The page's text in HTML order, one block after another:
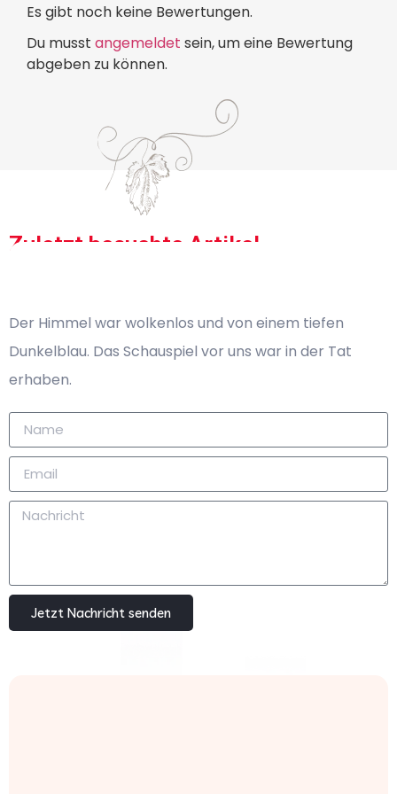
Es gibt noch keine Bewertungen.
Du musst angemeldet sein, um eine Bewertung
abgeben zu können.
Zuletzt besuchte Artikel
Der Himmel war wolkenlos und von einem tiefen
Dunkelblau. Das Schauspiel vor uns war in der Tat
erhaben.
Jetzt Nachricht senden